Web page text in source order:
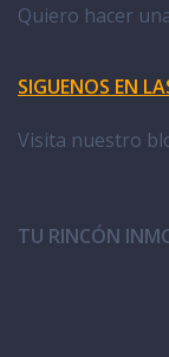
Quiero hacer
SIGUENOS EN
Visita nuestro
TU RINCÓN